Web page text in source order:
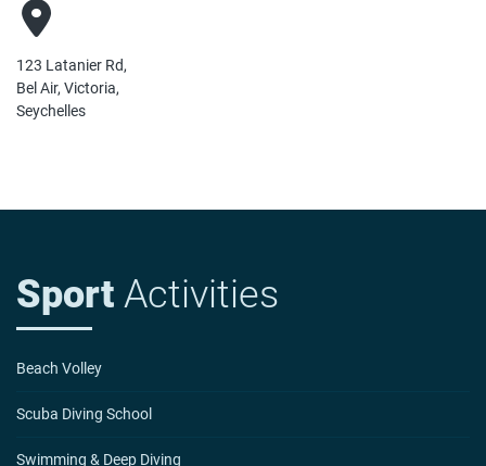
123 Latanier Rd,
Bel Air, Victoria,
Seychelles
Sport Activities
Beach Volley
Scuba Diving School
Swimming & Deep Diving